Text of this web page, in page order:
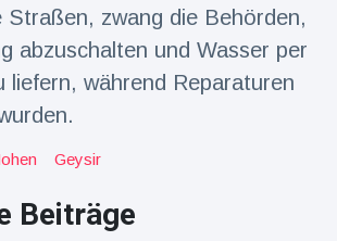
alte
WM-
Juli
77
Straßen, zwang die Behörden,
abzuschalten und Wasser per
liefern, während Reparaturen
Geysir
Beiträge